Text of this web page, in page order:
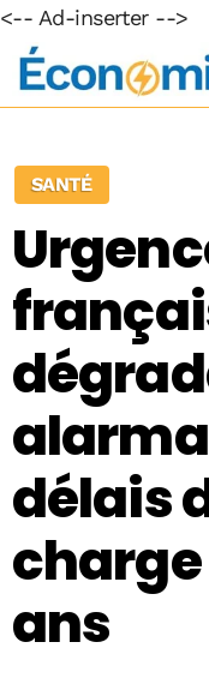
<-- Ad-inserter -->
SANTÉ
délais
ans